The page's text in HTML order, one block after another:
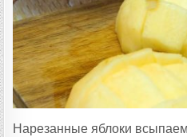
Нарезанные яблоки